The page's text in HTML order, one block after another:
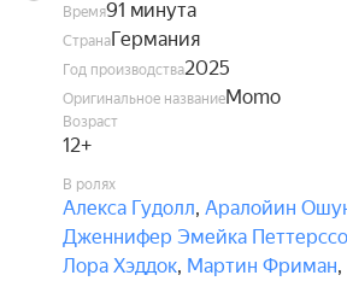
Время91 минута
СтранаГермания
Год производства2025
Оригинальное названиеMomo
Возраст
12+
В ролях
Алекса Гудолл, Аралойин
Дженнифер Эмейка
Лора Хэддок, Мартин Фриман,